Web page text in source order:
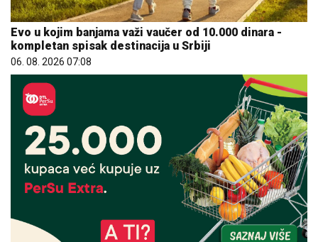
Evo u kojim banjama važi vaučer od 10.000 dinara -
kompletan spisak destinacija u Srbiji
06. 08. 2026 07:08